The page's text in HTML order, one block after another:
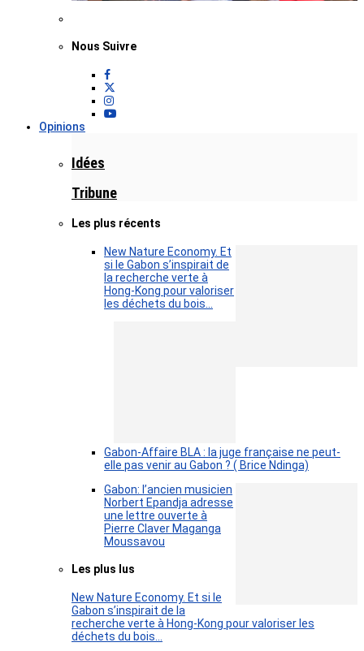
Nous Suivre
Opinions
Idées
Tribune
Les plus récents
New Nature Economy. Et
si le Gabon s’inspirait de
la recherche verte à
Hong-Kong pour valoriser
les déchets du bois…
Gabon-Affaire BLA : la juge française ne peut-
elle pas venir au Gabon ? ( Brice Ndinga)
Gabon: l’ancien musicien
Norbert Epandja adresse
une lettre ouverte à
Pierre Claver Maganga
Moussavou
Les plus lus
New Nature Economy. Et si le
Gabon s’inspirait de la
recherche verte à Hong-Kong pour valoriser les
déchets du bois…